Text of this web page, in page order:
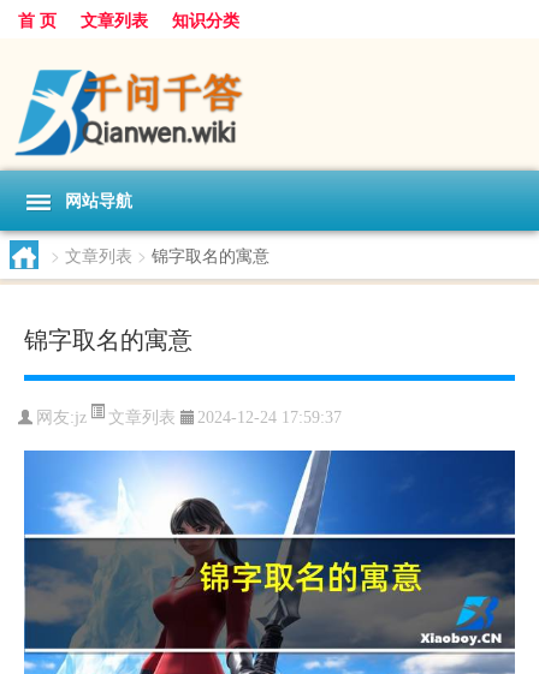
首 页 文章列表 知识分类
网站导航
> 文章列表 > 锦字取名的寓意
锦字取名的寓意
网友:jz 文章列表 2024-12-24 17:59:37